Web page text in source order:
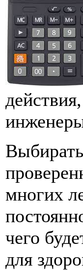
многих
чего
для